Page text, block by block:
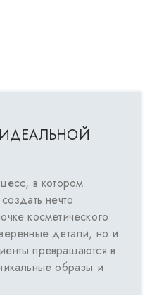
в котором
нечто
косметического
детали, но и
превращаются в
образы и